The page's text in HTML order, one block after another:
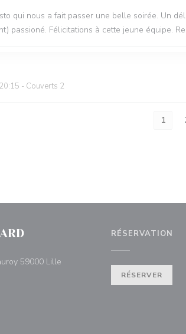
qui nous a fait passer une belle soirée. Un
passioné. Félicitations à cette jeune équipe.
- Couverts 2
1
59000 Lille
RÉSERVATION
RÉSERVER